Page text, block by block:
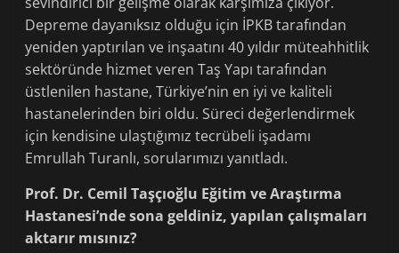
Depreme dayanıksız olduğu için İPKB tarafından
yeniden yaptırılan ve inşaatını 40 yıldır müteahhitlik
sektöründe hizmet veren Taş Yapı tarafından
üstlenilen hastane, Türkiye’nin en iyi ve kaliteli
hastanelerinden biri oldu. Süreci değerlendirmek
için kendisine ulaştığımız tecrübeli işadamı
Emrullah Turanlı, sorularımızı yanıtladı.
Prof. Dr. Cemil Taşçıoğlu Eğitim ve Araştırma
Hastanesi’nde sona geldiniz, yapılan çalışmaları
aktarır mısınız?